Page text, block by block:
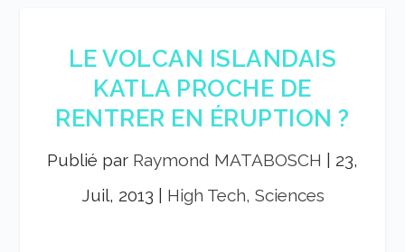
LE VOLCAN ISLANDAIS
KATLA PROCHE DE
RENTRER EN ÉRUPTION ?
Publié par Raymond MATABOSCH
23,
Juil, 2013
High Tech, Sciences